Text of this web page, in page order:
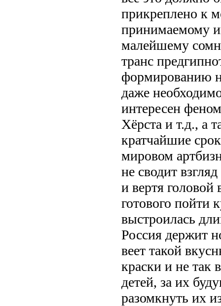
прикреплено к
принимаемому
малейшему
транс
формированию
даже
интересен
Хёрста и т.д., а
кратчайшие
мировом
не сводит
и вертя головой
готового пойти
выстроилась
Россия держит
веет такой
краски и не так
детей, за их
разомкнуть их